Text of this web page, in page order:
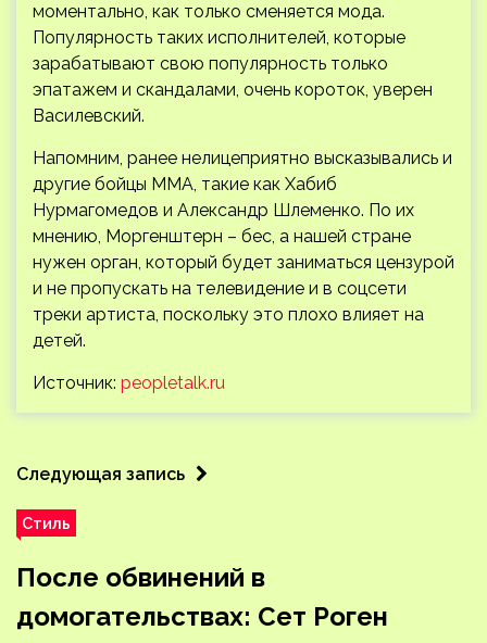
моментально, как только сменяется мода.
Популярность таких исполнителей, которые
зарабатывают свою популярность только
эпатажем и скандалами, очень короток, уверен
Василевский.
Напомним, ранее нелицеприятно высказывались и
другие бойцы ММА, такие как Хабиб
Нурмагомедов и Александр Шлеменко. По их
мнению, Моргенштерн – бес, а нашей стране
нужен орган, который будет заниматься цензурой
и не пропускать на телевидение и в соцсети
треки артиста, поскольку это плохо влияет на
детей.
Источник: peopletalk.ru
Следующая запись
Стиль
После обвинений в
домогательствах: Сет Роген